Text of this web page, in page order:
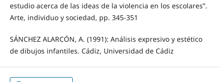
estudio acerca de las ideas de la violencia en los escolares”.
Arte, individuo y sociedad, pp. 345-351
SÁNCHEZ ALARCÓN, A. (1991): Análisis expresivo y estético
de dibujos infantiles. Cádiz, Universidad de Cádiz